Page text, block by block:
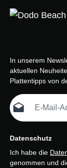
In unserem
aktuellen
Plattentipps von
E-Mail-Adresse*
Datenschutz
Ich habe die
genommen und